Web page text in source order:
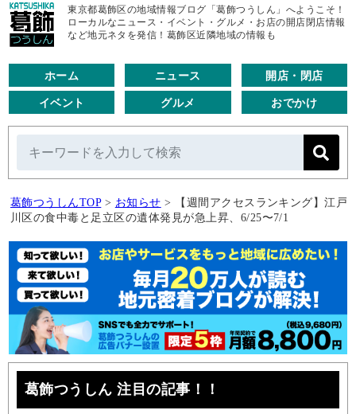
東京都葛飾区の地域情報ブログ「葛飾つうしん」へようこそ！
ローカルなニュース・イベント・グルメ・お店の開店閉店情報
など地元ネタを発信！葛飾区近隣地域の情報も
ホーム ニュース 開店・閉店
イベント グルメ おでかけ
葛飾つうしんTOP > お知らせ >
【週間アクセスランキング】江戸
川区の食中毒と足立区の遺体発見が急上昇、6/25〜7/1
葛飾つうしん 注目の記事！！